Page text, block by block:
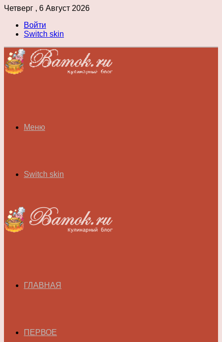
Четверг , 6 Август 2026
Войти
Switch skin
Меню
Switch skin
ГЛАВНАЯ
ПЕРВОЕ